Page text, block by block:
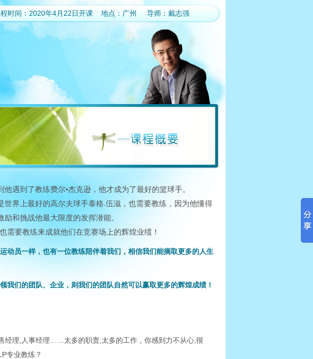
时间：2020年4月22日开课 地点：广州 导师：戴志强
遇到了教练费尔•杰克逊，他才成为了最好的篮球手。
界上最好的高尔夫球手泰格.伍滋，也需要教练，因为他懂得
和挑战他最大限度的发挥潜能。
需要教练来成就他们在竞赛场上的辉煌业绩！
动员一样，也有一位教练陪伴着我们，相信我们能摘取更多的人生
我们的团队、企业，则我们的团队自然可以赢取更多的辉煌成绩！
理,人事经理... ...太多的职责,太多的工作，你感到力不从心,很
专业教练？